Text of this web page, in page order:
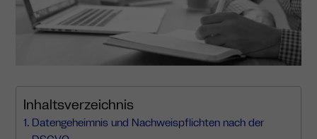
Inhaltsverzeichnis
Datengeheimnis und Nachweispflichten nach der